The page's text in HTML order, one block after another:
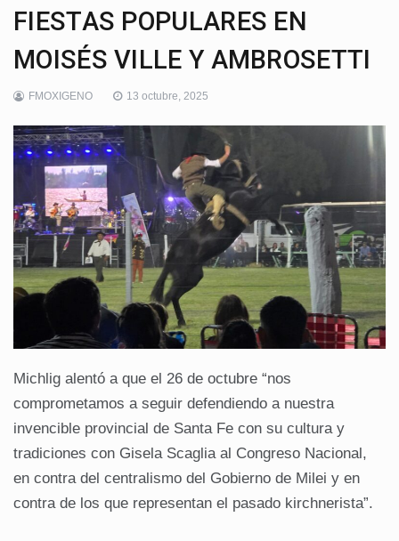
FIESTAS POPULARES EN
MOISÉS VILLE Y AMBROSETTI
FMOXIGENO 13 octubre, 2025
Michlig alentó a que el 26 de octubre “nos
comprometamos a seguir defendiendo a nuestra
invencible provincial de Santa Fe con su cultura y
tradiciones con Gisela Scaglia al Congreso Nacional,
en contra del centralismo del Gobierno de Milei y en
contra de los que representan el pasado kirchnerista”.